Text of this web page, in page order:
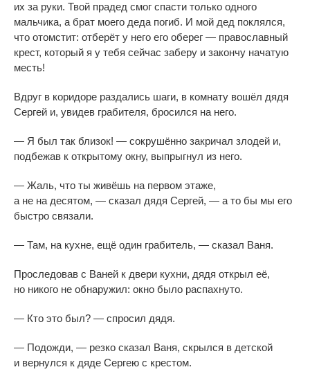
их за руки. Твой прадед смог спасти только одного
мальчика, а брат моего деда погиб. И мой дед поклялся,
что отомстит: отберёт у него его оберег — православный
крест, который я у тебя сейчас заберу и закончу начатую
месть!
Вдруг в коридоре раздались шаги, в комнату вошёл дядя
Сергей и, увидев грабителя, бросился на него.
— Я был так близок! — сокрушённо закричал злодей и,
подбежав к открытому окну, выпрыгнул из него.
— Жаль, что ты живёшь на первом этаже,
а не на десятом, — сказал дядя Сергей, — а то бы мы его
быстро связали.
— Там, на кухне, ещё один грабитель, — сказал Ваня.
Проследовав с Ваней к двери кухни, дядя открыл её,
но никого не обнаружил: окно было распахнуто.
— Кто это был? — спросил дядя.
— Подожди, — резко сказал Ваня, скрылся в детской
и вернулся к дяде Сергею с крестом.